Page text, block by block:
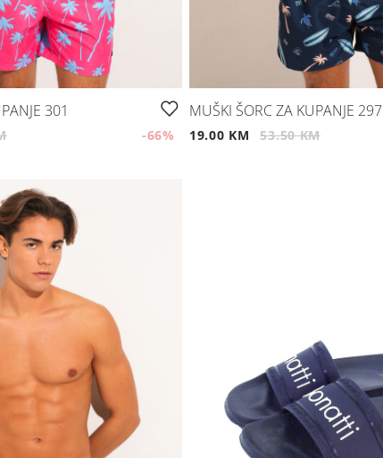
301
-66%
MUŠKI ŠORC ZA KUPANJE 297
19.00 KM 53.50 KM